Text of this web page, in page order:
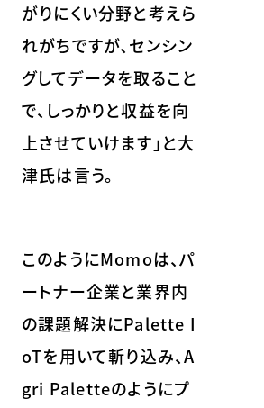
がりにくい分野と考えら
れがちですが、センシン
グしてデータを取ること
で、しっかりと収益を向
上させていけます」と大
津氏は言う。
このようにMomoは、パ
ートナー企業と業界内
の課題解決にPalette I
oTを用いて斬り込み、A
gri Paletteのようにプ